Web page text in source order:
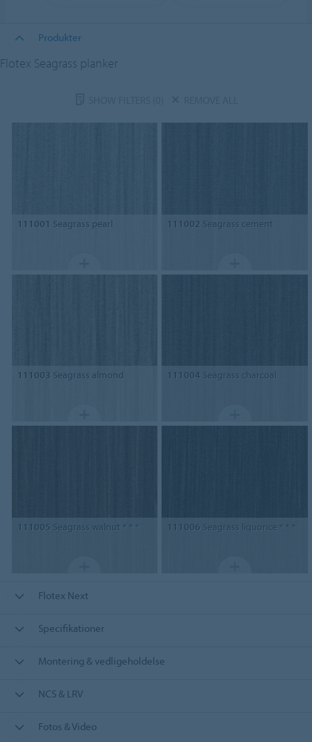
Produkter
Flotex Seagrass planker
111001 Seagrass pearl 111002 Seagrass cement
111003 Seagrass almond 111004 Seagrass charcoal
111005 Seagrass walnut * * * 111006 Seagrass liquorice * * *
Flotex Next
Specifikationer
Montering & vedligeholdelse
NCS & LRV
Fotos & Video